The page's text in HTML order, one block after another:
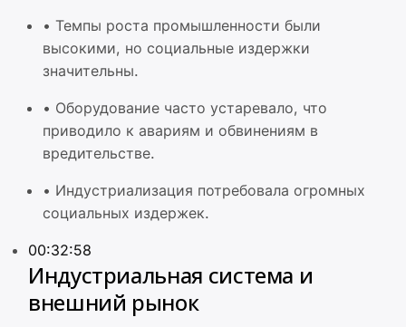
• Темпы роста промышленности были
высокими, но социальные издержки
значительны.
• Оборудование часто устаревало, что
приводило к авариям и обвинениям в
вредительстве.
• Индустриализация потребовала огромных
социальных издержек.
00:32:58
Индустриальная система и
внешний рынок